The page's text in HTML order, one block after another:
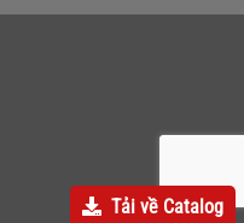
Tải về Catalog